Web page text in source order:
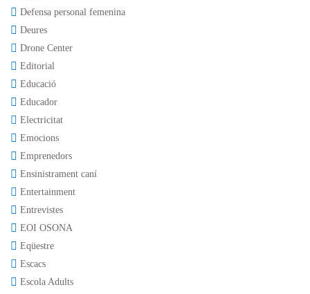
Defensa personal femenina
Deures
Drone Center
Editorial
Educació
Educador
Electricitat
Emocions
Emprenedors
Ensinistrament caní
Entertainment
Entrevistes
EOI OSONA
Eqüestre
Escacs
Escola Adults